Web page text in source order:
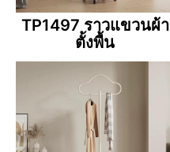
TP1497 ราวแขวนผ้า
ตั้งพื้น